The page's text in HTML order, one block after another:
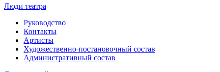
Люди театра
Руководство
Контакты
Артисты
Художественно-постановочный состав
Административный состав